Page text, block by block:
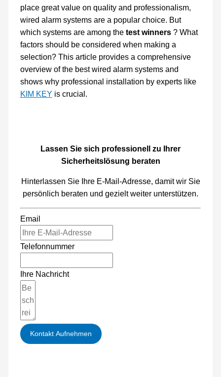
place great value on quality and professionalism,
wired alarm systems are a popular choice. But
which systems are among the test winners? What
factors should be considered when making a
selection? This article provides a comprehensive
overview of the best wired alarm systems and
shows why professional installation by experts like
KIM KEY is crucial.
Lassen Sie sich professionell zu Ihrer
Sicherheitslösung beraten
Hinterlassen Sie Ihre E-Mail-Adresse, damit wir Sie
persönlich beraten und gezielt weiter unterstützen.
Email
Telefonnummer
Ihre Nachricht
Kontakt Aufnehmen